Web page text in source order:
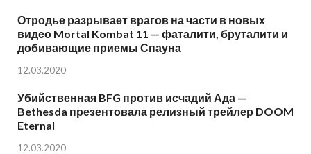
Отродье разрывает врагов на части в новых
видео Mortal Kombat 11 — фаталити, бруталити и
добивающие приемы Спауна
12.03.2020
Убийственная BFG против исчадий Ада —
Bethesda презентовала релизный трейлер DOOM
Eternal
12.03.2020